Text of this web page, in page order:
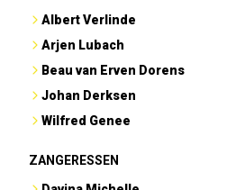
Albert Verlinde
Arjen Lubach
Beau van Erven Dorens
Johan Derksen
Wilfred Genee
ZANGERESSEN